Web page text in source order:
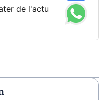
de l'actu